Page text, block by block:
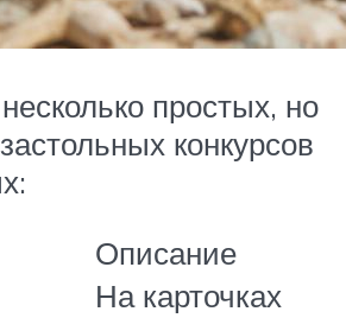
простых, но
конкурсов
Описание
На карточках